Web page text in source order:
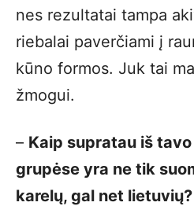
nes rezultatai tampa
riebalai paverčiami į
kūno formos. Juk tai
žmogui.
– Kaip supratau iš
grupėse yra ne tik
karelų, gal net lietuvių?